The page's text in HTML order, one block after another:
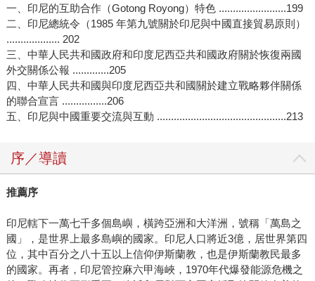
一、印尼的互助合作（Gotong Royong）特色 ........................199
二、印尼總統令（1985 年第九號關於印尼與中國直接貿易原則）
................... 202
三、中華人民共和國政府和印度尼西亞共和國政府關於恢復兩國
外交關係公報 .............205
四、中華人民共和國與印度尼西亞共和國關於建立戰略夥伴關係
的聯合宣言 ................206
五、印尼與中國重要交流與互動 ..............................................213
序／導讀
推薦序
印尼轄下一萬七千多個島嶼，橫跨亞洲和大洋洲，號稱「萬島之
國」，是世界上最多島嶼的國家。印尼人口將近3億，居世界第四
位，其中百分之八十五以上信仰伊斯蘭教，也是伊斯蘭教民最多
的國家。再者，印尼管控麻六甲海峽，1970年代爆發能源危機之